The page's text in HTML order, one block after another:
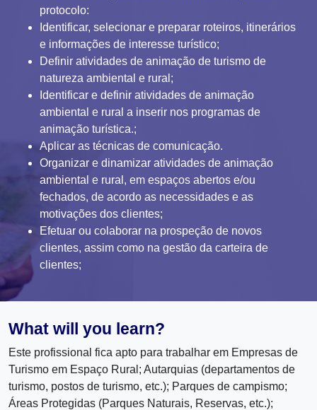
protocolo:
Identificar, selecionar e preparar roteiros, itinerários
e informações de interesse turístico;
Definir atividades de animação de turismo de
natureza ambiental e rural;
Identificar e definir atividades de animação
ambiental e rural a inserir nos programas de
animação turística.;
Aplicar as técnicas de comunicação.
Organizar e dinamizar atividades de animação
ambiental e rural, em espaços abertos e/ou
fechados, de acordo as necessidades e as
motivações dos clientes;
Efetuar ou colaborar na prospeção de novos
clientes, assim como na gestão da carteira de
clientes;
What will you learn?
Este profissional fica apto para trabalhar em Empresas de
Turismo em Espaço Rural; Autarquias (departamentos de
turismo, postos de turismo, etc.); Parques de campismo;
Áreas Protegidas (Parques Naturais, Reservas, etc.);